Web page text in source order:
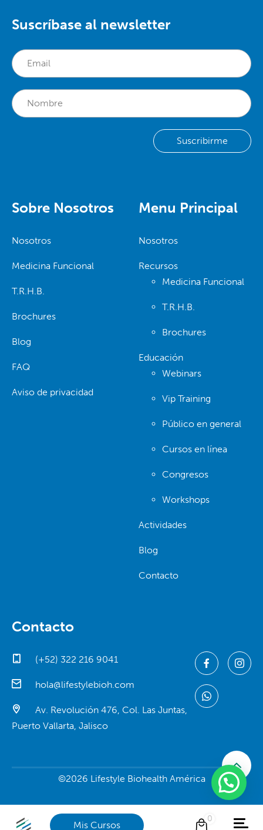
Mis Cursos
Suscríbase al newsletter
Sobre Nosotros
Nosotros
Medicina Funcional
T.R.H.B.
Brochures
Blog
FAQ
Aviso de privacidad
Menu Principal
Nosotros
Recursos
Medicina Funcional
T.R.H.B.
Brochures
Educación
Webinars
Vip Training
Público en general
Cursos en línea
Congresos
Workshops
Actividades
Blog
Contacto
Contacto
(+52) 322 216 9041
hola@lifestylebioh.com
Av. Revolución 476, Col. Las Juntas,
Puerto Vallarta, Jalisco
©2026 Lifestyle Biohealth América